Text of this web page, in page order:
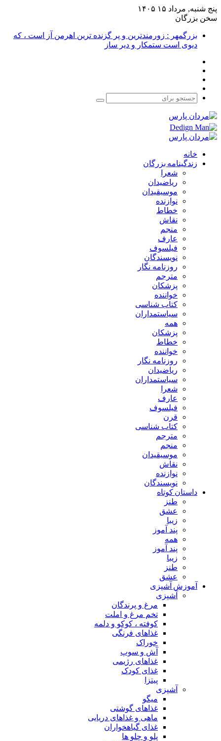
پنج شنبه, مرداد ۱۵ ۱۴۰۵
سخن بزرگان
بزرگمهر : زورمندترین و پر گزنده ترین اهرمن آز است ، که
دیوی است ستمکار و دیر ساز
جستجو
خانه
زندگینامه بزرگان
شعرا
ریاضیدان
موسیقیدان
نوازنده
خطاط
نقاش
منجم
عارف
فیلسوف
نویسندگان
روزنامه نگار
مترجم
پزشکان
خواننده
کتاب شناسی
سیاستمداران
همه
پزشکان
خطاط
خواننده
روزنامه نگار
ریاضیدان
سیاستمداران
شعرا
عارف
فیلسوف
قرن
کتاب شناسی
مترجم
منجم
موسیقیدان
نقاش
نوازنده
نویسندگان
داستان کوتاه
طنز
عشق
زیبا
پند آموز
همه
پند آموز
زیبا
طنز
عشق
آموزش آشپزی
آشپزی
مرغ و پرندگان
تخم مرغ و املت
کوفته ، کوکو و دلمه
غذاهای فرنگی
خوراک
آش و سوپ
غذاهای رژیمی
غذای کودک
پیتزا
آشپزی
میگو
غذاهای گوشتی
ماهی و غذاهای دریایی
غذای گیاهخواران
پلو و چلو ها